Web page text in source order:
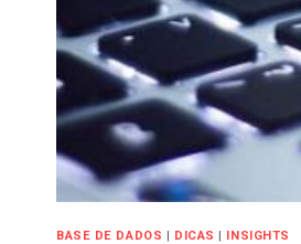
BASE DE DADOS | DICAS | INSIGHTS